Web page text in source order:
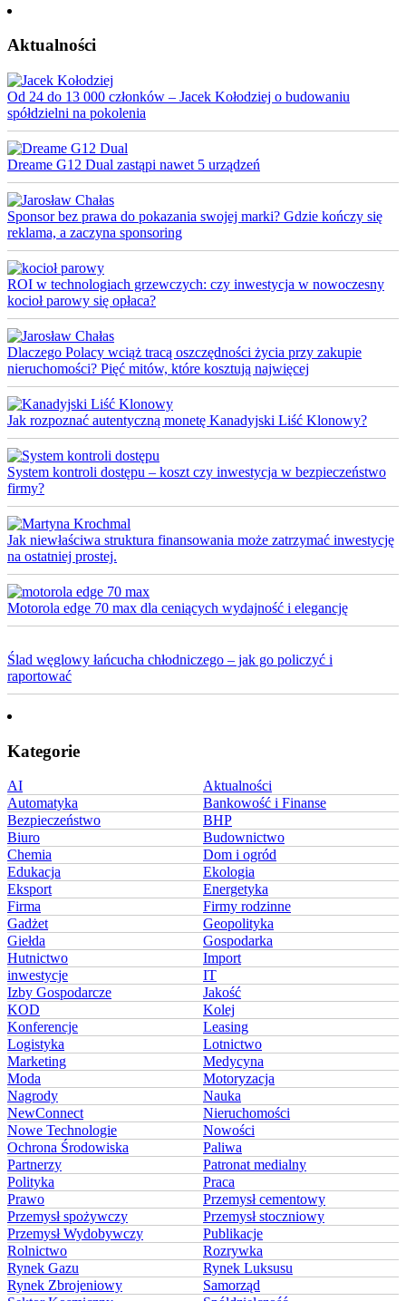
Aktualności
Od 24 do 13 000 członków – Jacek Kołodziej o budowaniu
spółdzielni na pokolenia
Dreame G12 Dual zastąpi nawet 5 urządzeń
Sponsor bez prawa do pokazania swojej marki? Gdzie kończy się
reklama, a zaczyna sponsoring
ROI w technologiach grzewczych: czy inwestycja w nowoczesny
kocioł parowy się opłaca?
Dlaczego Polacy wciąż tracą oszczędności życia przy zakupie
nieruchomości? Pięć mitów, które kosztują najwięcej
Jak rozpoznać autentyczną monetę Kanadyjski Liść Klonowy?
System kontroli dostępu – koszt czy inwestycja w bezpieczeństwo
firmy?
Jak niewłaściwa struktura finansowania może zatrzymać inwestycję
na ostatniej prostej.
Motorola edge 70 max dla ceniących wydajność i elegancję
Ślad węglowy łańcucha chłodniczego – jak go policzyć i
raportować
Kategorie
AI
Aktualności
Automatyka
Bankowość i Finanse
Bezpieczeństwo
BHP
Biuro
Budownictwo
Chemia
Dom i ogród
Edukacja
Ekologia
Eksport
Energetyka
Firma
Firmy rodzinne
Gadżet
Geopolityka
Giełda
Gospodarka
Hutnictwo
Import
inwestycje
IT
Izby Gospodarcze
Jakość
KOD
Kolej
Konferencje
Leasing
Logistyka
Lotnictwo
Marketing
Medycyna
Moda
Motoryzacja
Nagrody
Nauka
NewConnect
Nieruchomości
Nowe Technologie
Nowości
Ochrona Środowiska
Paliwa
Partnerzy
Patronat medialny
Polityka
Praca
Prawo
Przemysł cementowy
Przemysł spożywczy
Przemysł stoczniowy
Przemysł Wydobywczy
Publikacje
Rolnictwo
Rozrywka
Rynek Gazu
Rynek Luksusu
Rynek Zbrojeniowy
Samorząd